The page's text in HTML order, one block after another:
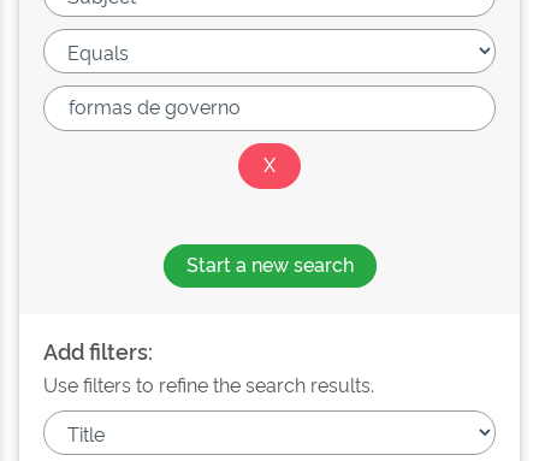
Start a new search
Add filters:
Use filters to refine the search results.